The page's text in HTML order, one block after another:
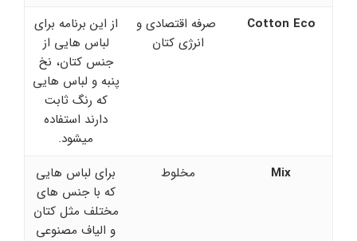
Cotton Eco
صرفه اقتصادی و
انرژی کتان
از این برنامه برای
لباس هایی از
جنس کتان، نخ
پنبه و لباس هایی
که رنگ ثابت
دارند استفاده
میشود.
Mix
مخلوط
برای لباس هایی
که با جنس های
مختلف مثل کتان
و الیاف مصنوعی